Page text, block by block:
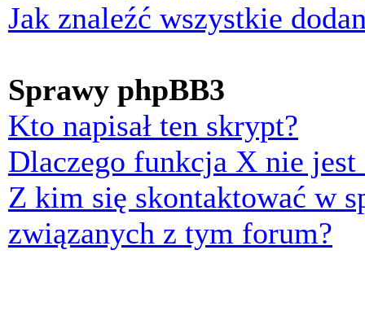
Jak znaleźć wszystkie
Sprawy phpBB3
Kto napisał ten skrypt?
Dlaczego funkcja X nie jest
Z kim się skontaktować w
związanych z tym forum?